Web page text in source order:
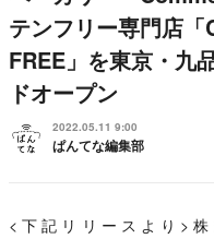
テンフリー専門店
FREE」を東京・九
ドオープン
2022.05.11 9:00
ぱんてな編集部
<下記リリースより>株